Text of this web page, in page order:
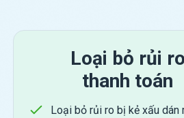
Loại bỏ rủi ro
thanh toán
Loại bỏ rủi ro bị kẻ xấu dán